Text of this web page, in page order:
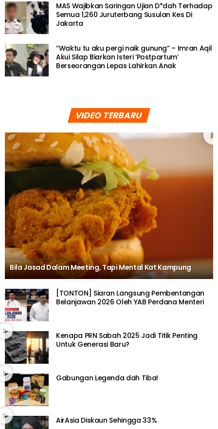
MAS Wajibkan Saringan Ujian D*dah Terhadap
Semua 1,260 Juruterbang Susulan Kes Di
Jakarta
“Waktu tu aku pergi naik gunung” – Imran Aqil
Akui Silap Biarkan Isteri ‘Postpartum’
Berseorangan Lepas Lahirkan Anak
VIDEO TERBARU
Bila Jasad Dalam Meeting, Tapi Mental Kat Kampung
[TONTON] Siaran Langsung Pembentangan
Belanjawan 2026 Oleh YAB Perdana Menteri
Kenapa PRN Sabah 2025 Jadi Titik Penting
Untuk Generasi Baru?
Gabungan Legenda dah Tiba!
AirAsia Diskaun Sehingga 33%